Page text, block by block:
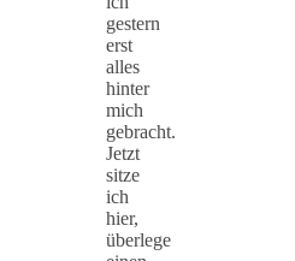
gestern
erst
alles
hinter
mich
gebracht.
Jetzt
sitze
ich
hier,
überlege